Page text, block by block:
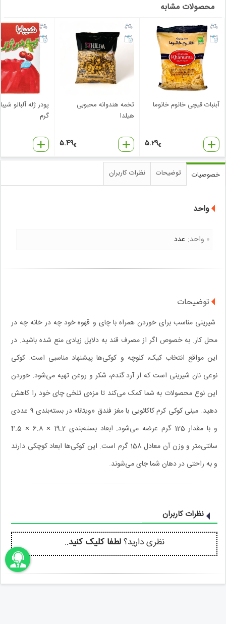
محصولات مشابه
آبنبات قیچی خانوم خانوما
5.29€
تخمه هندوانه محبوبی
هیلدا
5.49€
گرم
خصوصیات توضیحات نظرات کاربران
واحد
واحد: عدد
توضیحات
شیرینی مناسب برای خوردن همراه با چای و قهوه خود چه در خانه چه در
محل کار. به خصوص اگر از مصرف قند به دلایل زیادی منع شده باشید. در
این مواقع انتخاب کیک‌، کلوچه و کوکی‌ها پیشنهاد مناسبی است. کوکی
نوعی نان شیرینی است که از آرد گندم، شکر و روغن تهیه می‌شود. خوردن
این نوع محصولات به شما کمک می‌کند تا مزه‌ی تلخی چای خود را کاهش
دهید. مینی کوکی کرم‌ کاکائویی با مغز فندق «ویتانا» در بسته‌بندی 9 عددی
و با مقدار 125 گرم عرضه می‌شود. ابعاد بسته‌بندی 19.2 × 6.8 × 4.5
سانتی‌متر و وزن آن معادل 158 گرم است. این کوکی‌ها ابعاد کوچکی دارند
و به راحتی در دهان شما جای می‌شوند.
نظرات کاربران
نظری دارید؟لطفا کلیک کنید..